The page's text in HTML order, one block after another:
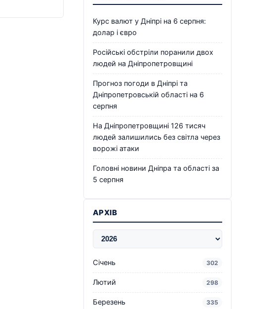
Курс валют у Дніпрі на 6 серпня:
долар і євро
Російські обстріли поранили двох
людей на Дніпропетровщині
Прогноз погоди в Дніпрі та
Дніпропетровській області на 6
серпня
На Дніпропетровщині 126 тисяч
людей залишились без світла через
ворожі атаки
Головні новини Дніпра та області за
5 серпня
АРХІВ
Січень 302
Лютий 298
Березень 335